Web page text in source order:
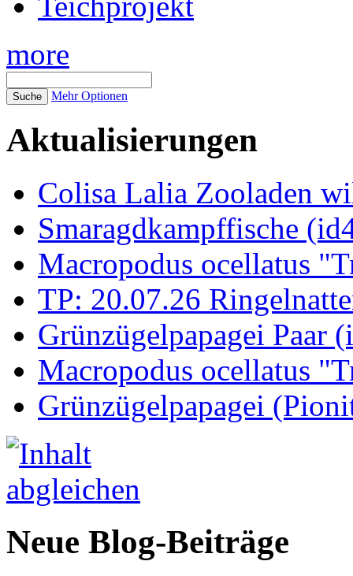
more
Mehr Optionen
Aktualisierungen
Colisa Lalia Zooladen
Smaragdkampffische
Macropodus ocellatus
TP: 20.07.26
Grünzügelpapagei Paar
Macropodus ocellatus
Grünzügelpapagei
Neue Blog-Beiträge